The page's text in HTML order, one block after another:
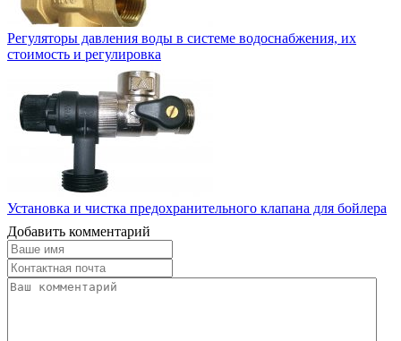
Регуляторы давления воды в системе водоснабжения, их
стоимость и регулировка
Установка и чистка предохранительного клапана для бойлера
Добавить комментарий